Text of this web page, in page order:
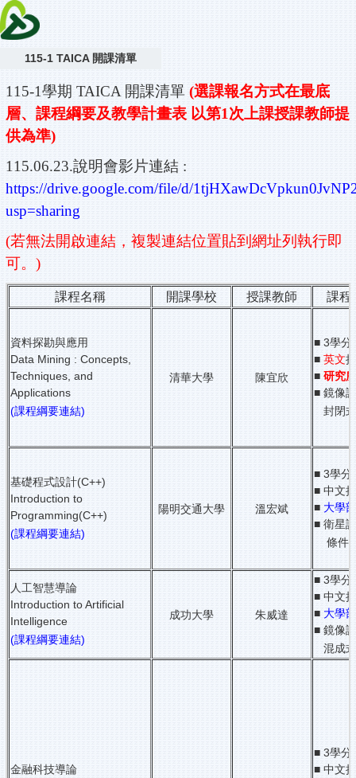
115-1 TAICA 開課清單
115-1學期 TAICA 開課清單 (選課報名方式在最底
層、課程綱要及教學計畫表 以第1次上課授課教師提
供為準)
115.06.23.說明會影片連結 :
https://drive.google.com/file/d/
usp=sharing
(若無法開啟連結，複製連結位置貼到網址列執行即
可。)
課程名稱 開課學校 授課教師 課程
資料探勘與應用
Data Mining : Concepts,
Techniques, and
Applications
(課程綱要連結)
清華大學 陳宜欣
■ 3學分
■ 英文
■ 研究
■ 鏡像
封閉
基礎程式設計(C++)
Introduction to
Programming(C++)
(課程綱要連結)
陽明交通大學 溫宏斌
■ 3學分
■ 中文
■ 大學
■ 衛星
條件
人工智慧導論
Introduction to Artificial
Intelligence
(課程綱要連結)
成功大學 朱威達
■ 3學分
■ 中文
■ 大學
■ 鏡像
混成
金融科技導論
■ 3學分
■ 中文